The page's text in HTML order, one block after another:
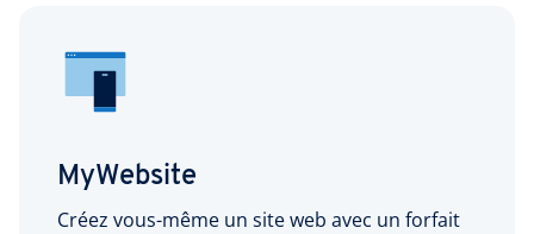
MyWebsite
Créez vous-même un site web avec un forfait